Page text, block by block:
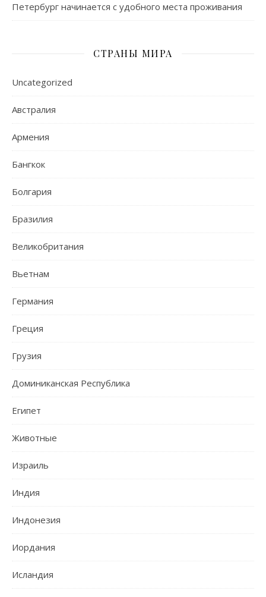
Петербург начинается с удобного места проживания
СТРАНЫ МИРА
Uncategorized
Австралия
Армения
Бангкок
Болгария
Бразилия
Великобритания
Вьетнам
Германия
Греция
Грузия
Доминиканская Республика
Египет
Животные
Израиль
Индия
Индонезия
Иордания
Исландия